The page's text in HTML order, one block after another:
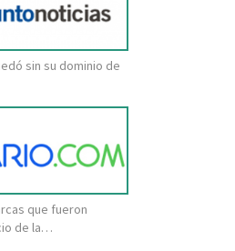
sin su dominio de
que fueron
de la…